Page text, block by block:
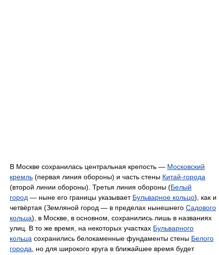
В Москве сохранилась центральная крепость — Московский
кремль (первая линия обороны) и часть стены Китай-города
(второй линии обороны). Третья линия обороны (Белый
город — ныне его границы указывает Бульварное кольцо), как и
четвёртая (Земляной город — в пределах нынешнего Садового
кольца), в Москве, в основном, сохранились лишь в названиях
улиц. В то же время, на некоторых участках Бульварного
кольца сохранились белокаменные фундаменты стены Белого
города , но для широкого круга в ближайшее время будет